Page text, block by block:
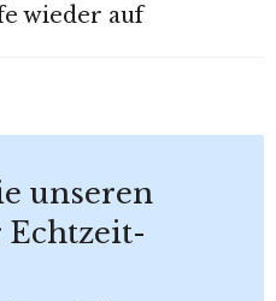
wieder auf
unseren
Echtzeit-